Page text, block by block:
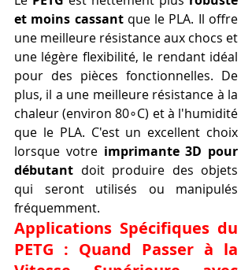
et moins cassant que le PLA. Il offre
une meilleure résistance aux chocs et
une légère flexibilité, le rendant idéal
pour des pièces fonctionnelles. De
plus, il a une meilleure résistance à la
chaleur (environ 80∘C) et à l'humidité
que le PLA. C'est un excellent choix
lorsque votre imprimante 3D pour
débutant doit produire des objets
qui seront utilisés ou manipulés
fréquemment.
Applications Spécifiques du
PETG : Quand Passer à la